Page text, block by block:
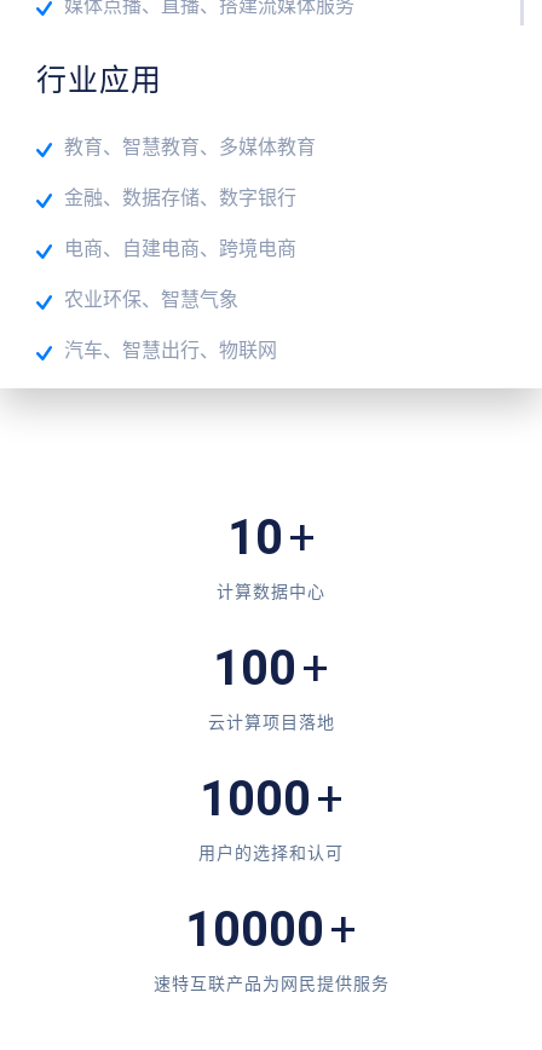
媒体点播、直播、搭建流媒体服务
行业应用
教育、智慧教育、多媒体教育
金融、数据存储、数字银行
电商、自建电商、跨境电商
农业环保、智慧气象
汽车、智慧出行、物联网
10+
计算数据中心
100+
云计算项目落地
1000+
用户的选择和认可
10000+
速特互联产品为网民提供服务